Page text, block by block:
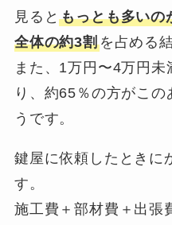
見るともっとも多いの
全体の約3割を占める
また、1万円〜4万円
り、約65％の方がこの
うです。
鍵屋に依頼したときに
す。
施工費＋部材費＋出張